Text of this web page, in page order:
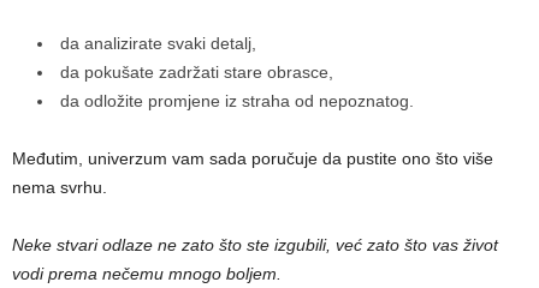
da analizirate svaki detalj,
da pokušate zadržati stare obrasce,
da odložite promjene iz straha od nepoznatog.
Međutim, univerzum vam sada poručuje da pustite ono što više
nema svrhu.
Neke stvari odlaze ne zato što ste izgubili, već zato što vas život
vodi prema nečemu mnogo boljem.